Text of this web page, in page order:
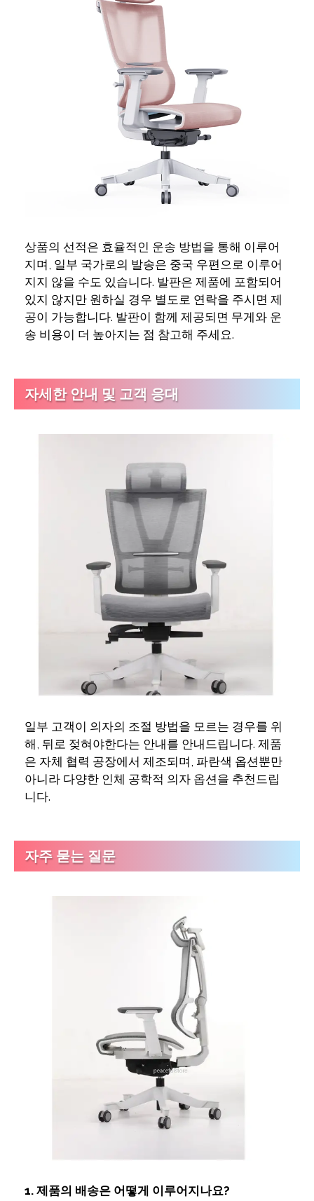
상품의 선적은 효율적인 운송 방법을 통해 이루어
지며, 일부 국가로의 발송은 중국 우편으로 이루어
지지 않을 수도 있습니다. 발판은 제품에 포함되어
있지 않지만 원하실 경우 별도로 연락을 주시면 제
공이 가능합니다. 발판이 함께 제공되면 무게와 운
송 비용이 더 높아지는 점 참고해 주세요.
자세한 안내 및 고객 응대
일부 고객이 의자의 조절 방법을 모르는 경우를 위
해, 뒤로 젖혀야한다는 안내를 안내드립니다. 제품
은 자체 협력 공장에서 제조되며, 파란색 옵션뿐만
아니라 다양한 인체 공학적 의자 옵션을 추천드립
니다.
자주 묻는 질문
1. 제품의 배송은 어떻게 이루어지나요?